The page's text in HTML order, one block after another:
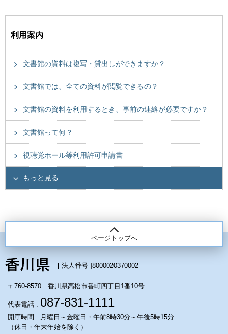
利用案内
文書館の資料は複写・貸出しができますか？
文書館では、全ての資料が閲覧できるの？
文書館の資料を利用するとき、事前の連絡が必要ですか？
文書館って何？
視聴覚ホール等利用許可申請書
もっと見る
ページトップへ
[ 法人番号 ]8000020370002
〒760-8570 香川県高松市番町四丁目1番10号
代表電話 : 087-831-1111
開庁時間 : 月曜日～金曜日・午前8時30分～午後5時15分
（休日・年末年始を除く）